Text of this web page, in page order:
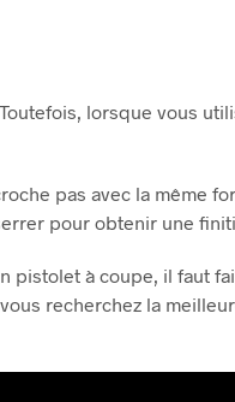
lorsque vous
pas avec la même
pour obtenir une
pistolet à coupe, il faut
recherchez la